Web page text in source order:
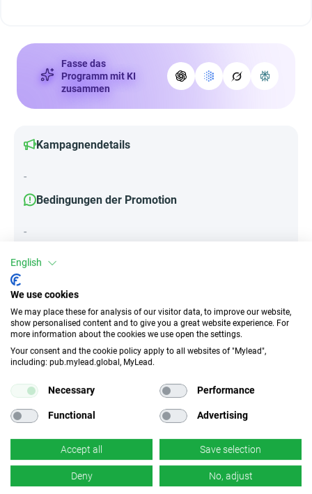
Fasse das
Programm mit KI
zusammen
Kampagnendetails
-
Bedingungen der Promotion
-
Attribute
||Geräte||
Desktop
Unerlaubter
k.A.
k.A.
×Nein
English
We use cookies
We may place these for analysis of our visitor data, to improve our website,
show personalised content and to give you a great website experience. For
more information about the cookies we use open the settings.
Your consent and the cookie policy apply to all websites of "Mylead",
including: pub.mylead.global, MyLead.
Necessary Performance
Functional Advertising
Accept all Save selection
Deny No, adjust